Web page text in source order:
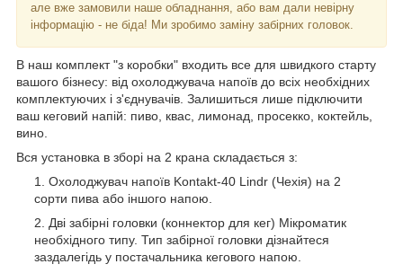
але вже замовили наше обладнання, або вам дали невірну
інформацію - не біда! Ми зробимо заміну забірних головок.
В наш комплект "з коробки" входить все для швидкого старту
вашого бізнесу: від охолоджувача напоїв до всіх необхідних
комплектуючих і з'єднувачів. Залишиться лише підключити
ваш кеговий напій: пиво, квас, лимонад, просекко, коктейль,
вино.
Вся установка в зборі на 2 крана складається з:
Охолоджувач напоїв Kontakt-40 Lindr (Чехія) на 2
сорти пива або іншого напою.
Дві забірні головки (коннектор для кег) Мікроматик
необхідного типу. Тип забірної головки дізнайтеся
заздалегідь у постачальника кегового напою.